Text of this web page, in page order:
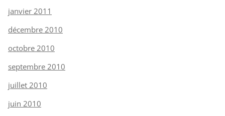
janvier 2011
décembre 2010
octobre 2010
septembre 2010
juillet 2010
juin 2010